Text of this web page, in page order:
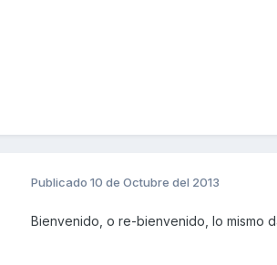
Publicado 10 de Octubre del 2013
Bienvenido, o re-bienvenido, lo mismo